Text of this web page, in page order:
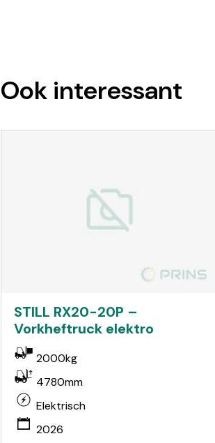
Ook interessant
STILL RX20-20P –
Vorkheftruck elektro
2000kg
4780mm
Elektrisch
2026